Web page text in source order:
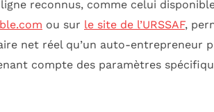
reconnus, comme celui
ou sur le site de l’URSSAF,
net réel qu’un auto-entrepreneur
compte des paramètres